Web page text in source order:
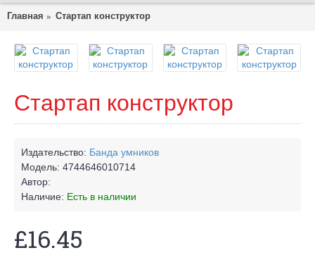
Главная Стартап конструктор
Стартап конструктор
Издательство: Банда умников
Модель: 4744646010714
Автор:
Наличие: Есть в наличии
£16.45